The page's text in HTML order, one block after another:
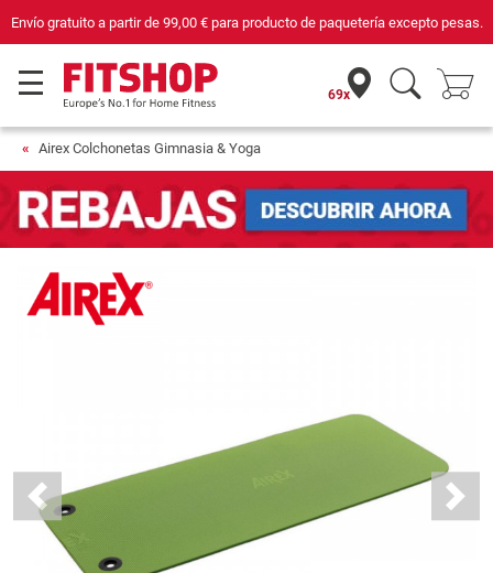
Envío gratuito a partir de 99,00 €para producto de paquetería excepto pesas.
69x
Airex Colchonetas Gimnasia & Yoga
Previous Next